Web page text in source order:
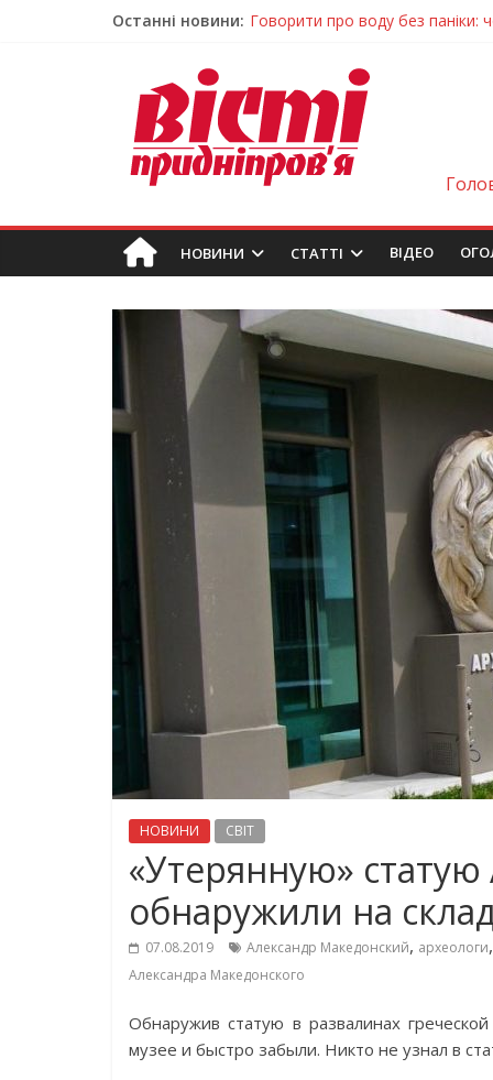
Останні новини: Лікар – на екрані: Як працюють
Пошуки тривають: на
Ветерани Дніпропетровщини
Говорити про воду без паніки:
НОВИНИ СТАТТІ ВIДЕО
НОВИНИ СВІТ
«Утерянную»
обнаружили на
07.08.2019 Александр Македонский, археологи,
Александра Македонского
Обнаружив статую в развалинах
музее и быстро забыли. Никто не узнал в